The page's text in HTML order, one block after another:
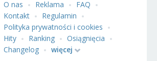
O nas
Reklama
FAQ
Kontakt
Regulamin
Polityka prywatności i cookies
Hity
Ranking
Osiągnięcia
Changelog
więcej